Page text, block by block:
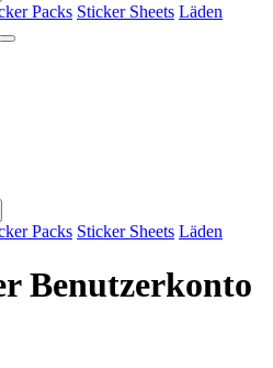
Packs Sticker Sheets Läden
Packs Sticker Sheets Läden
Benutzerkonto